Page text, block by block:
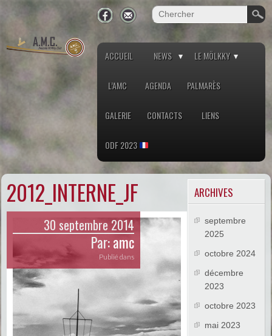
ACCUEIL NEWS LE MÖLKKY
L’AMC AGENDA PALMARÈS
GALERIE CONTACTS LIENS
ODF 2023
2012_INTERNE_JF
30 septembre 2014
Par:amc
Publié dans
ARCHIVES
septembre
2025
octobre 2024
décembre
2023
octobre 2023
mai 2023